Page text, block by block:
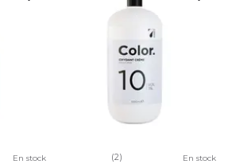
En stock (2) En stock